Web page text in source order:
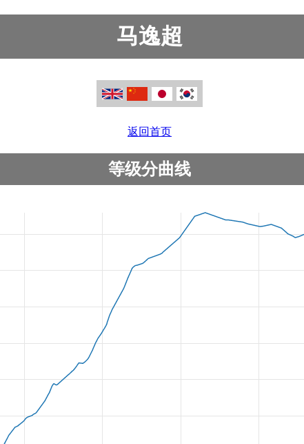
马逸超
返回首页
等级分曲线